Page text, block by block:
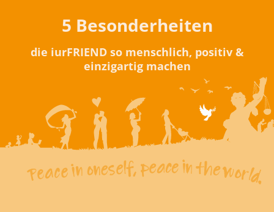
5 Besonderheiten
die iurFRIEND so menschlich, positiv &
einzigartig machen